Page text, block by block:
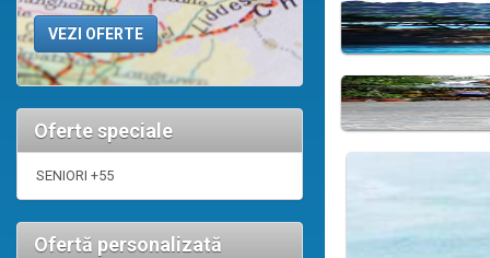
Oferte speciale
SENIORI +55
Ofertă personalizată